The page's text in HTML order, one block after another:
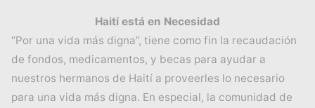
Haití está en Necesidad
“Por una vida más digna”, tiene como fin la recaudación
de fondos, medicamentos, y becas para ayudar a
nuestros hermanos de Haití a proveerles lo necesario
para una vida más digna. En especial, la comunidad de